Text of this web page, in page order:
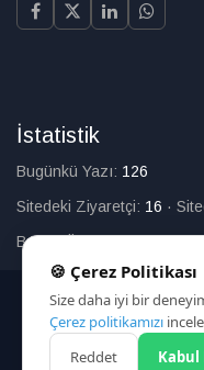
İstatistik
Bugünkü Yazı: 126
Sitedeki Ziyaretçi: 16 ·
Bugün Üye Olan:0·
HAKKIMIZDA
🍪 Çerez Politikası
Size daha iyi bir
Çerez politikamızı
Reddet
Kabul